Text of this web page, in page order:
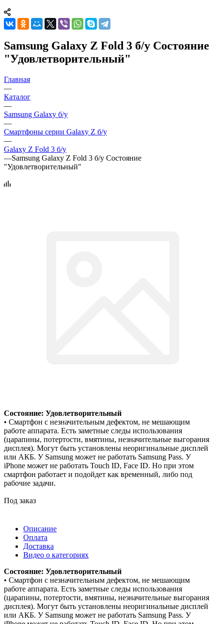
Samsung Galaxy Z Fold 3 б/у Состояние
"Удовлетворительный"
Главная
—
Каталог
—
Samsung Galaxy б/у
—
Смартфоны серии Galaxy Z б/у
—
Galaxy Z Fold 3 б/у
—Samsung Galaxy Z Fold 3 б/у Состояние
"Удовлетворительный"
Состояние: Удовлетворительный
• Смартфон с незначительным дефектом, не мешающим
работе аппарата. Есть заметные следы использования
(царапины, потертости, вмятины, незначительные выгорания
дисплея). Могут быть установлены неоригинальные дисплей
или АКБ. У Samsung может не работать Samsung Pass. У
iPhone может не работать Touch ID, Face ID. Но при этом
смартфон работает и подойдет как временный, либо под
рабочие задачи.
Под заказ
Описание
Оплата
Доставка
Видео о категориях
Состояние: Удовлетворительный
• Смартфон с незначительным дефектом, не мешающим
работе аппарата. Есть заметные следы использования
(царапины, потертости, вмятины, незначительные выгорания
дисплея). Могут быть установлены неоригинальные дисплей
или АКБ. У Samsung может не работать Samsung Pass. У